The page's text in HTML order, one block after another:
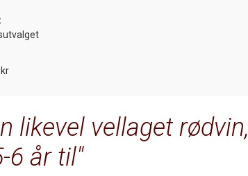
likevel vellaget rødvin,
6 år til